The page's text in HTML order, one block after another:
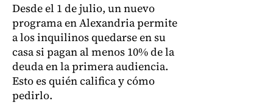
Desde el 1 de julio, un nuevo
programa en Alexandria permite
a los inquilinos quedarse en su
casa si pagan al menos 10% de la
deuda en la primera audiencia.
Esto es quién califica y cómo
pedirlo.